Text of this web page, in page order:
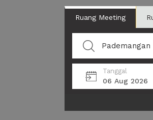
Ruang Meeting
Tanggal
06 Aug 2026